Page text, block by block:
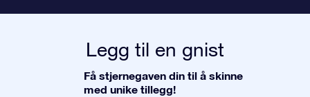
Legg til en gnist
Få stjernegaven din til å skinne
med unike tillegg!